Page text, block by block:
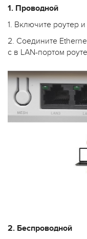
1. Проводной
1. Включите роутер
2. Соедините
с в LAN-портом
2. Беспроводной